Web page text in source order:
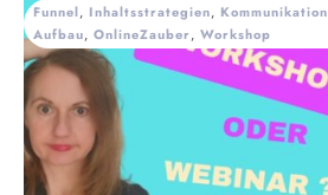
Funnel, Inhaltsstrategien, Kommunikation
Aufbau, OnlineZauber, Workshop